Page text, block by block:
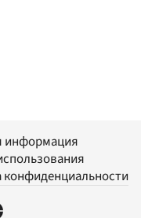
информация
конфиденциальности